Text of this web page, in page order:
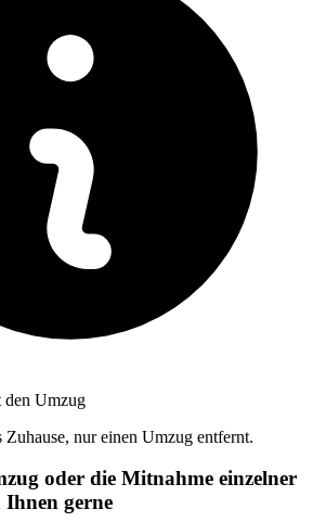
den Umzug
Zuhause, nur einen Umzug entfernt.
oder die Mitnahme einzelner
Ihnen gerne